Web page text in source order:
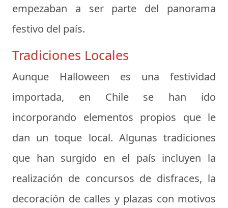
empezaban a ser parte del panorama
festivo del país.
Tradiciones Locales
Aunque Halloween es una festividad
importada, en Chile se han ido
incorporando elementos propios que le
dan un toque local. Algunas tradiciones
que han surgido en el país incluyen la
realización de concursos de disfraces, la
decoración de calles y plazas con motivos